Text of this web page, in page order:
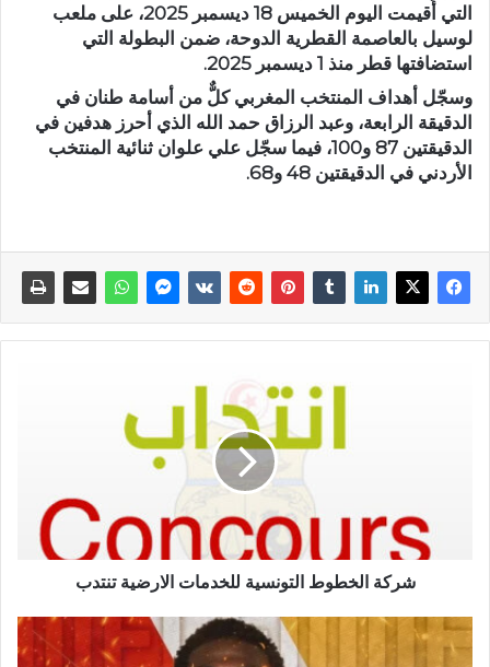
التي أُقيمت اليوم الخميس 18 ديسمبر 2025، على ملعب
لوسيل بالعاصمة القطرية الدوحة، ضمن البطولة التي
استضافتها قطر منذ 1 ديسمبر 2025.
وسجّل أهداف المنتخب المغربي كلٌّ من أسامة طنان في
الدقيقة الرابعة، وعبد الرزاق حمد الله الذي أحرز هدفين في
الدقيقتين 87 و100، فيما سجّل علي علوان ثنائية المنتخب
الأردني في الدقيقتين 48 و68.
شركة الخطوط التونسية للخدمات الارضية تنتدب